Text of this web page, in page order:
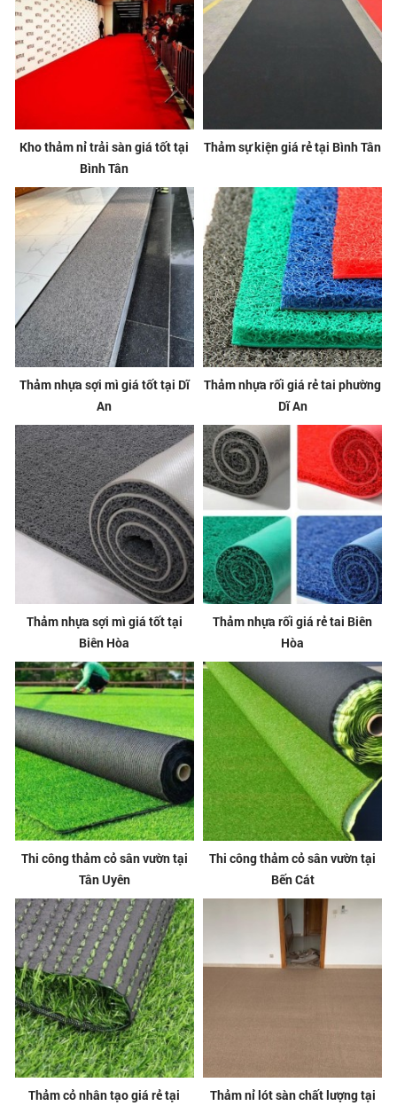
Kho thảm nỉ trải sàn giá tốt tại
Bình Tân
Thảm sự kiện giá rẻ tại Bình Tân
Thảm nhựa sợi mì giá tốt tại Dĩ
An
Thảm nhựa rối giá rẻ tai phường
Dĩ An
Thảm nhựa sợi mì giá tốt tại
Biên Hòa
Thảm nhựa rối giá rẻ tai Biên
Hòa
Thi công thảm cỏ sân vườn tại
Tân Uyên
Thi công thảm cỏ sân vườn tại
Bến Cát
Thảm cỏ nhân tạo giá rẻ tại
Thảm nỉ lót sàn chất lượng tại